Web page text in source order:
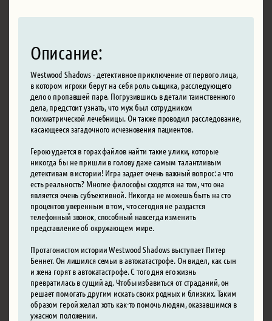
Описание:
Westwood Shadows - детективное приключение от первого лица,
в котором игроки берут на себя роль сыщика, расследующего
дело о пропавшей паре. Погрузившись в детали таинственного
дела, предстоит узнать, что муж был сотрудником
психиатрической лечебницы. Он также проводил расследование,
касающееся загадочного исчезновения пациентов.
Герою удается в горах файлов найти такие улики, которые
никогда бы не пришли в голову даже самым талантливым
детективам в истории! Игра задает очень важный вопрос: а что
есть реальность? Многие философы сходятся на том, что она
является очень субъективной. Никогда не можешь быть на сто
процентов уверенным в том, что сегодня не раздастся
телефонный звонок, способный навсегда изменить
представление об окружающем мире.
Протагонистом истории Westwood Shadows выступает Питер
Беннет. Он лишился семьи в автокатастрофе. Он видел, как сын
и жена горят в автокатастрофе. С того дня его жизнь
превратилась в сущий ад. Чтобы избавиться от страданий, он
решает помогать другим искать своих родных и близких. Таким
образом герой желал хоть как-то помочь людям, оказавшимся в
ужасном положении.